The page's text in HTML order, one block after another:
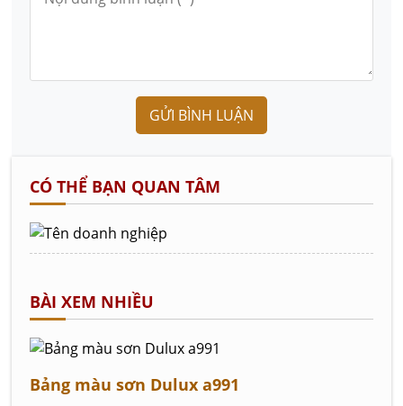
GỬI BÌNH LUẬN
CÓ THỂ BẠN QUAN TÂM
BÀI XEM NHIỀU
Bảng màu sơn Dulux a991